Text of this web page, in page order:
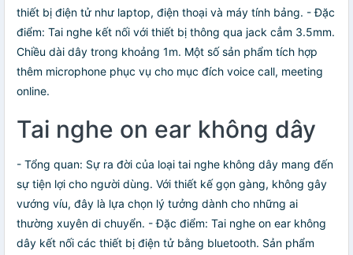
thiết bị điện tử như laptop, điện thoại và máy tính bảng. - Đặc
điểm: Tai nghe kết nối với thiết bị thông qua jack cẳm 3.5mm.
Chiều dài dây trong khoảng 1m. Một số sản phẩm tích hợp
thêm microphone phục vụ cho mục đích voice call, meeting
online.
Tai nghe on ear không dây
- Tổng quan: Sự ra đời của loại tai nghe không dây mang đến
sự tiện lợi cho người dùng. Với thiết kế gọn gàng, không gây
vướng víu, đây là lựa chọn lý tưởng dành cho những ai
thường xuyên di chuyển. - Đặc điểm: Tai nghe on ear không
dây kết nối các thiết bị điện tử bằng bluetooth. Sản phẩm